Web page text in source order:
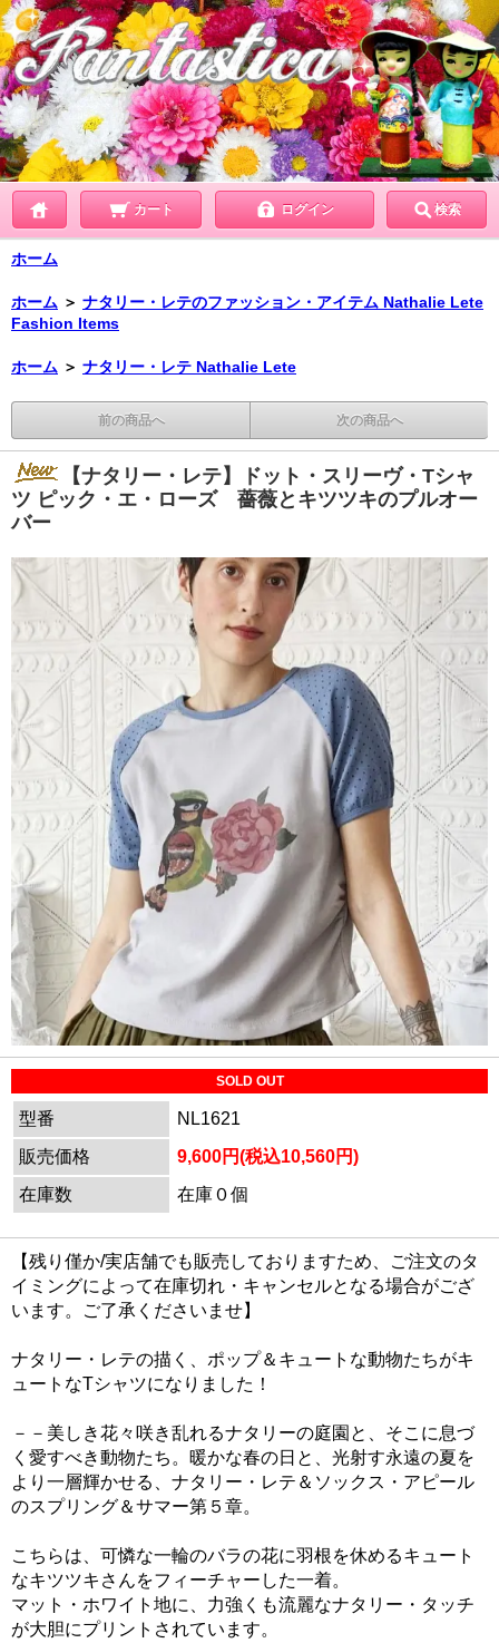
カート ログイン 検索
ホーム
ホーム ＞ ナタリー・レテのファッション・アイテム Nathalie Lete
Fashion Items
ホーム ＞ ナタリー・レテ Nathalie Lete
前の商品へ 次の商品へ
【ナタリー・レテ】ドット・スリーヴ・Tシャ
ツ ピック・エ・ローズ 薔薇とキツツキのプルオー
バー
SOLD OUT
型番
NL1621
販売価格
9,600円(税込10,560円)
在庫数
在庫０個
【残り僅か/実店舗でも販売しておりますため、ご注文のタ
イミングによって在庫切れ・キャンセルとなる場合がござ
います。ご了承くださいませ】
ナタリー・レテの描く、ポップ＆キュートな動物たちがキ
ュートなTシャツになりました！
－－美しき花々咲き乱れるナタリーの庭園と、そこに息づ
く愛すべき動物たち。暖かな春の日と、光射す永遠の夏を
より一層輝かせる、ナタリー・レテ＆ソックス・アピール
のスプリング＆サマー第５章。
こちらは、可憐な一輪のバラの花に羽根を休めるキュート
なキツツキさんをフィーチャーした一着。
マット・ホワイト地に、力強くも流麗なナタリー・タッチ
が大胆にプリントされています。